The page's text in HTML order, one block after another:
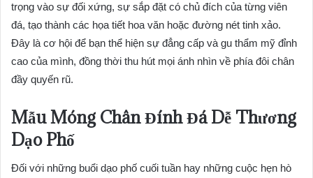
trọng vào sự đối xứng, sự sắp đặt có chủ đích của từng viên
đá, tạo thành các họa tiết hoa văn hoặc đường nét tinh xảo.
Đây là cơ hội để bạn thể hiện sự đẳng cấp và gu thẩm mỹ đỉnh
cao của mình, đồng thời thu hút mọi ánh nhìn về phía đôi chân
đầy quyến rũ.
Mẫu Móng Chân Đính Đá Dễ Thương
Dạo Phố
Đối với những buổi dạo phố cuối tuần hay những cuộc hẹn hò